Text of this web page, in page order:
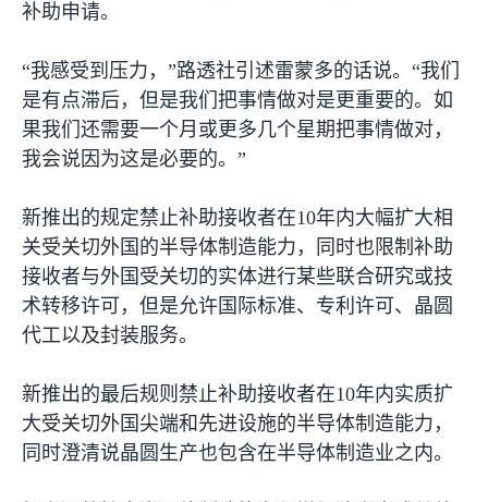
补助申请。
“我感受到压力，”路透社引述雷蒙多的话说。“我们
是有点滞后，但是我们把事情做对是更重要的。如
果我们还需要一个月或更多几个星期把事情做对，
我会说因为这是必要的。”
新推出的规定禁止补助接收者在10年内大幅扩大相
关受关切外国的半导体制造能力，同时也限制补助
接收者与外国受关切的实体进行某些联合研究或技
术转移许可，但是允许国际标准、专利许可、晶圆
代工以及封装服务。
新推出的最后规则禁止补助接收者在10年内实质扩
大受关切外国尖端和先进设施的半导体制造能力，
同时澄清说晶圆生产也包含在半导体制造业之内。